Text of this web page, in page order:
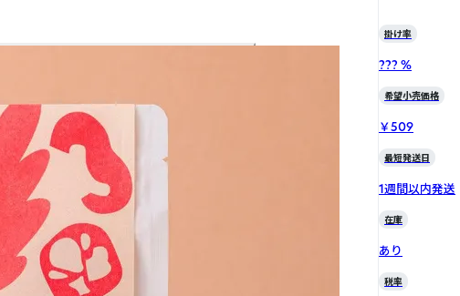
掛け率
??? %
希望小売価格
￥509
最短発送日
1週間以内発送
在庫
あり
税率